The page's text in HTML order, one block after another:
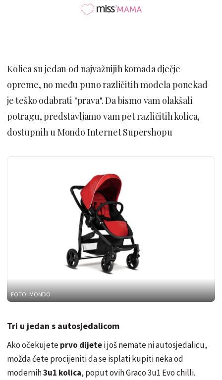
Kolica su jedan od najvažnijih komada dječje
opreme, no među puno različitih modela ponekad
je teško odabrati "prava". Da bismo vam olakšali
potragu, predstavljamo vam pet različitih kolica,
dostupnih u Mondo Internet Supershopu
FOTO: MONDO
Tri u jedan s autosjedalicom
Ako očekujeteprvo dijetei još nemate ni autosjedalicu,
možda ćete procijeniti da se isplati kupiti neka od
modernih3u1 kolica, poput ovih Graco 3u1 Evo chilli.